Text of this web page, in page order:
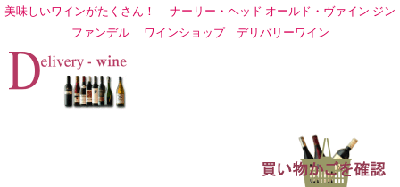
美味しいワインがたくさん！
ナーリー・ヘッド オールド・ヴァイン ジン
ファンデル
ワインショップ デリバリーワイン